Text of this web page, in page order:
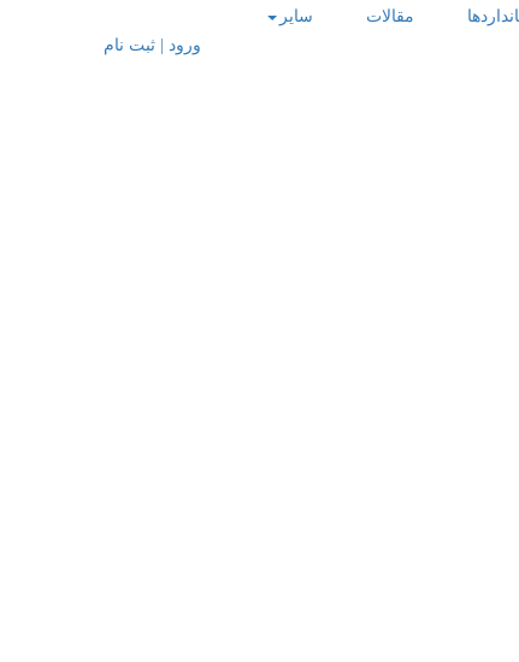
مقالات
سایر
ورود | ثبت نام